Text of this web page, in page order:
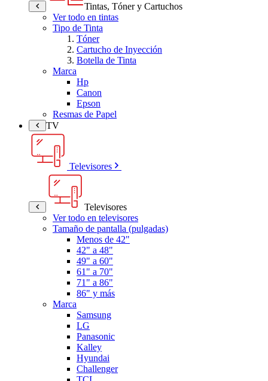
Tintas, Tóner y Cartuchos
Ver todo en tintas
Tipo de Tinta
Tóner
Cartucho de Inyección
Botella de Tinta
Marca
Hp
Canon
Epson
Resmas de Papel
TV
Televisores
Televisores
Ver todo en televisores
Tamaño de pantalla (pulgadas)
Menos de 42"
42" a 48"
49" a 60"
61" a 70"
71" a 86"
86" y más
Marca
Samsung
LG
Panasonic
Kalley
Hyundai
Challenger